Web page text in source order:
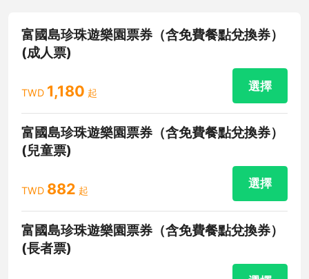
富國島珍珠遊樂園票券（含免費餐點兌換券）
(成人票)
TWD 1,180 起
選擇
富國島珍珠遊樂園票券（含免費餐點兌換券）
(兒童票)
TWD 882 起
選擇
富國島珍珠遊樂園票券（含免費餐點兌換券）
(長者票)